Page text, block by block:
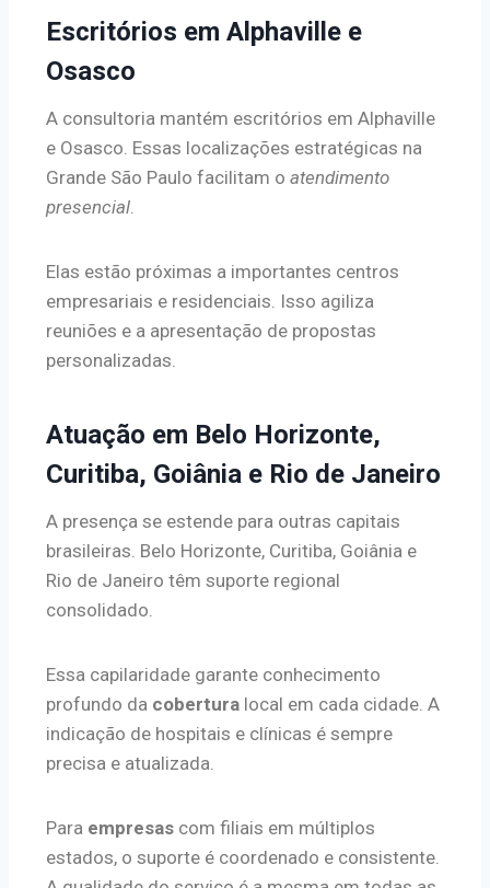
Escritórios em Alphaville e
Osasco
A consultoria mantém escritórios em Alphaville
e Osasco. Essas localizações estratégicas na
Grande São Paulo facilitam o atendimento
presencial.
Elas estão próximas a importantes centros
empresariais e residenciais. Isso agiliza
reuniões e a apresentação de propostas
personalizadas.
Atuação em Belo Horizonte,
Curitiba, Goiânia e Rio de Janeiro
A presença se estende para outras capitais
brasileiras. Belo Horizonte, Curitiba, Goiânia e
Rio de Janeiro têm suporte regional
consolidado.
Essa capilaridade garante conhecimento
profundo da cobertura local em cada cidade. A
indicação de hospitais e clínicas é sempre
precisa e atualizada.
Para empresas com filiais em múltiplos
estados, o suporte é coordenado e consistente.